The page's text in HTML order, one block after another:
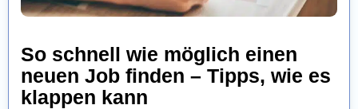
So schnell wie möglich einen
neuen Job finden – Tipps, wie es
klappen kann